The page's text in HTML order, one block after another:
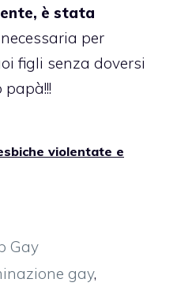
è stata
per
figli senza doversi
violentate e
Gay
gay,